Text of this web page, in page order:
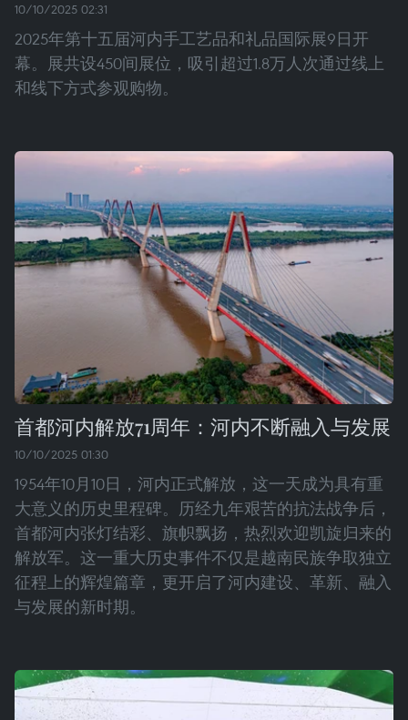
10/10/2025 02:31
2025年第十五届河内手工艺品和礼品国际展9日开
幕。展共设450间展位，吸引超过1.8万人次通过线上
和线下方式参观购物。
首都河内解放71周年：河内不断融入与发展
10/10/2025 01:30
1954年10月10日，河内正式解放，这一天成为具有重
大意义的历史里程碑。历经九年艰苦的抗法战争后，
首都河内张灯结彩、旗帜飘扬，热烈欢迎凯旋归来的
解放军。这一重大历史事件不仅是越南民族争取独立
征程上的辉煌篇章，更开启了河内建设、革新、融入
与发展的新时期。